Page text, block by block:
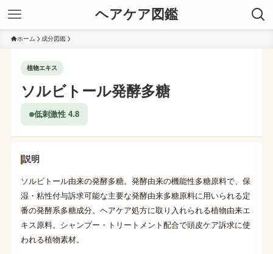
ヘアケア図鑑
ホーム 成分図鑑
植物エキス
ソルビトール発酵多糖
低刺激性 4.8
説明
ソルビトール由来の発酵多糖。発酵由来の機能性多糖原料で、保
湿・粘性付与訴求可能な主要な発酵由来多糖原料に用いられる定
番の発酵系多糖成分。ヘアケア処方に取り入れられる植物由来エ
キス原料。シャンプー・トリートメント配合で頭皮ケア訴求に使
われる植物素材。